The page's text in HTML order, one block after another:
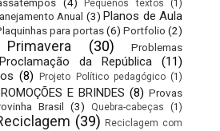
Pequenos textos (1)
Anual (3) Planos de Aula
para portas(6) Portfolio (2)
Primavera (30)
Problemas
Proclamação da República
(11)
(8) Projeto Político pedagógico (1)
E BRINDES (8) Provas
Brasil (3) Quebra-cabeças (1)
(39) Reciclagem com